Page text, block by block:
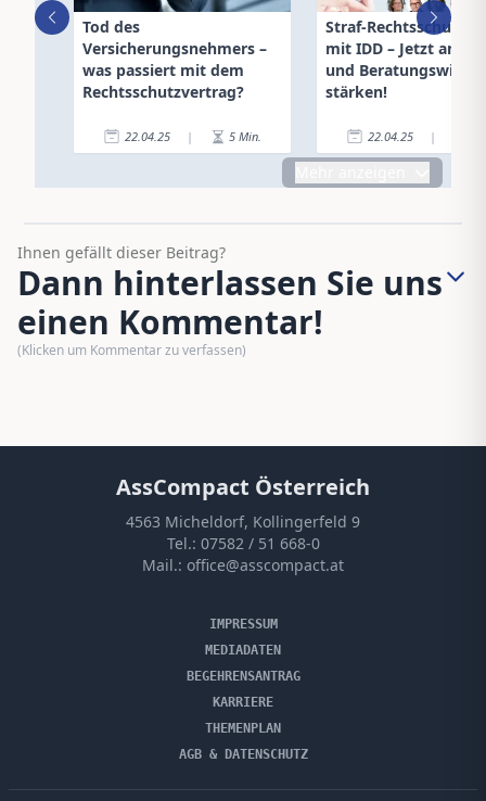
Tod des
Versicherungsnehmers –
was passiert mit dem
Rechtsschutzvertrag?
22.04.25 | 5 Min.
Straf-Rechtsschutz:
mit IDD – Jetzt anmelden
und Beratungswissen
stärken!
22.04.25 |
Ihnen gefällt dieser Beitrag?
Dann hinterlassen Sie uns
einen Kommentar!
(Klicken um Kommentar zu verfassen)
AssCompact Österreich
4563 Micheldorf, Kollingerfeld 9
Tel.: 07582 / 51 668-0
Mail.: office@asscompact.at
IMPRESSUM
MEDIADATEN
BEGEHRENSANTRAG
KARRIERE
THEMENPLAN
AGB & DATENSCHUTZ